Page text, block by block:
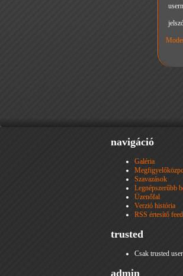
navigáció
Galéria
Szavazások
Legnépszerűbb
Üzenőfal
Verzió história
RSS értesítő
trusted
Csak trusted
admin